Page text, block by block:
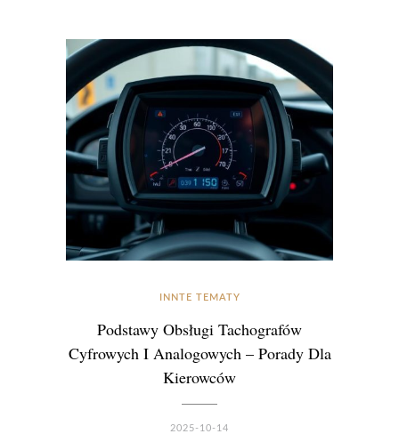
INNTE TEMATY
Podstawy Obsługi Tachografów
Cyfrowych I Analogowych – Porady Dla
Kierowców
2025-10-14